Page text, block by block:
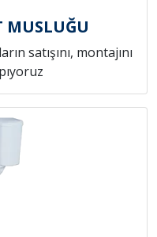
MUSLUĞU
satışını, montajını